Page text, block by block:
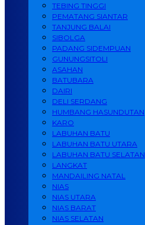
TEBING TINGGI
PEMATANG SIANTAR
TANJUNG BALAI
SIBOLGA
PADANG SIDEMPUAN
GUNUNGSITOLI
ASAHAN
BATUBARA
DAIRI
DELI SERDANG
HUMBANG HASUNDUTAN
KARO
LABUHAN BATU
LABUHAN BATU UTARA
LABUHAN BATU SELATAN
LANGKAT
MANDAILING NATAL
NIAS
NIAS UTARA
NIAS BARAT
NIAS SELATAN